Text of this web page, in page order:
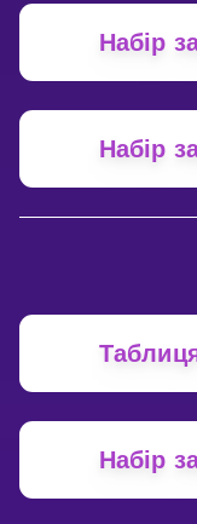
Набір
Набір
Набір